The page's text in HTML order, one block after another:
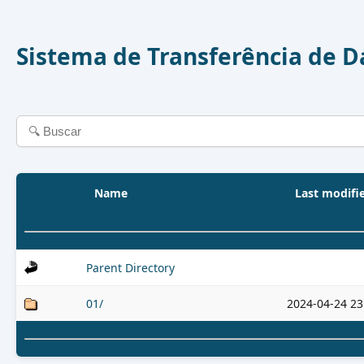
Sistema de Transferência de
Name Last
Parent Directory
01/ 2024-04-24